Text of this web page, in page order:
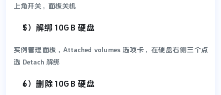
上角开关，面板关机
（5）解绑 10GB 硬盘
实例管理面板，Attached volumes 选项卡，在硬盘右侧三个点
选 Detach 解绑
（6）删除 10GB 硬盘